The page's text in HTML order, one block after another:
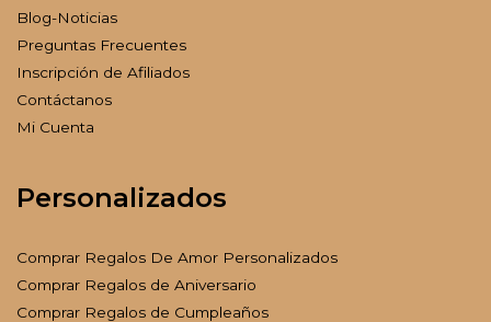
Blog-Noticias
Preguntas Frecuentes
Inscripción de Afiliados
Contáctanos
Mi Cuenta
Personalizados
Comprar Regalos De Amor Personalizados
Comprar Regalos de Aniversario
Comprar Regalos de Cumpleaños